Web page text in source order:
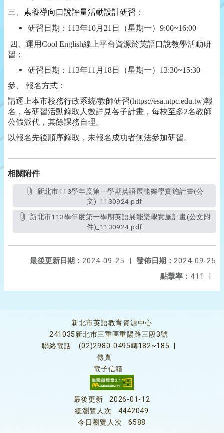
三、 素養導向口說評量活動設計研習 ：
研習日期：113年10月21日（星期一）9:00~16:00
四、運用Cool English線上平台資源於英語口說教學活動研
習：
研習日期：113年11月18日（星期一）13:30~15:30
參、 報名方式：
請逕上本市校務行政系統/教師研習(https://esa.ntpc.edu.tw)報
名，各研習活動錄取人數詳見各子計畫，每校至多2名教師
公假派代，其餘課務自理。
以報名先後順序錄取，未報名成功者無法參加研習。
相關附件
文)_1130924.pdf
件)_1130924.pdf
發佈日期： 2024-09-25
最後更新日期： 2024-09-25
|
點擊率： 411 |
新北市英語教育資源中心
241035新北市三重區重陽路三段3號
聯絡電話
(02)2980-0495轉182~185
傳真
電子信箱
最後更新
2026-01-12
總瀏覽人次
4442049
今日瀏覽人次
6588